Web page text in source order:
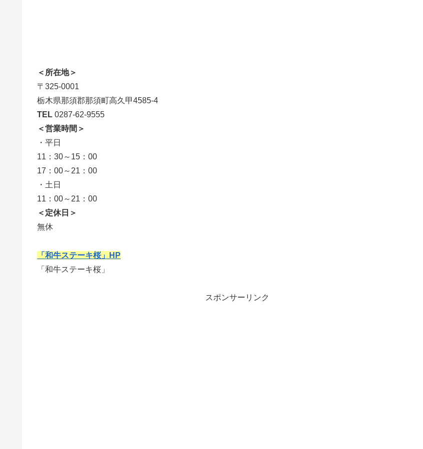
＜所在地＞
〒325-0001
栃木県那須郡那須町高久甲4585-4
TEL 0287-62-9555
＜営業時間＞
・平日
11：30～15：00
17：00～21：00
・土日
11：00～21：00
＜定休日＞
無休
「和牛ステーキ桜」HP
「和牛ステーキ桜」
スポンサーリンク